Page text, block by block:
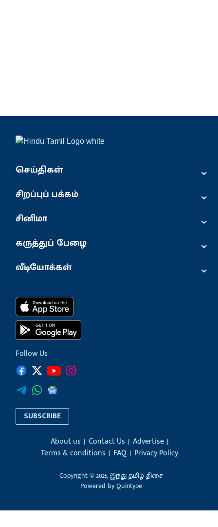
Follow Us
SUBSCRIBE
செய்திகள் ⌄
சிறப்புப் பக்கம் ⌄
சினிமா ⌄
கருத்துப் பேழை ⌄
வீடியோக்கள் ⌄
About us Contact Us
Advertise
Terms & conditions
FAQ Privacy Policy
Copyright © 2025, இந்து தமிழ் திசை
Powered byQuintype